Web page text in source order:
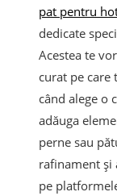
pat pentru
dedicate
Acestea te
curat pe care
când alege o
adăuga
perne sau
rafinament și
pe